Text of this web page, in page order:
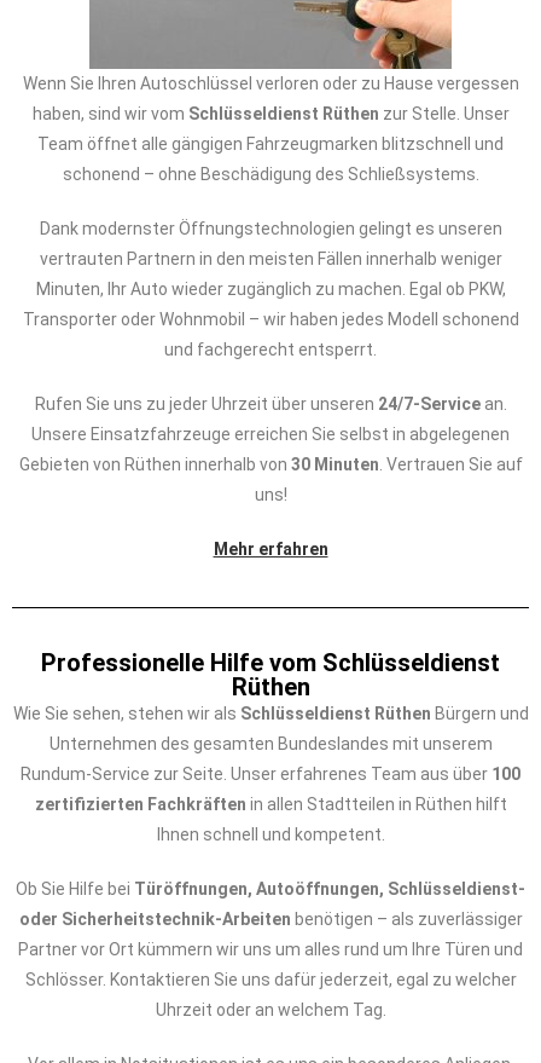
Wenn Sie Ihren Autoschlüssel verloren oder zu Hause vergessen
haben, sind wir vom Schlüsseldienst Rüthen zur Stelle. Unser
Team öffnet alle gängigen Fahrzeugmarken blitzschnell und
schonend – ohne Beschädigung des Schließsystems.
Dank modernster Öffnungstechnologien gelingt es unseren
vertrauten Partnern in den meisten Fällen innerhalb weniger
Minuten, Ihr Auto wieder zugänglich zu machen. Egal ob PKW,
Transporter oder Wohnmobil – wir haben jedes Modell schonend
und fachgerecht entsperrt.
Rufen Sie uns zu jeder Uhrzeit über unseren 24/7-Servicean.
Unsere Einsatzfahrzeuge erreichen Sie selbst in abgelegenen
Gebieten von Rüthen innerhalb von 30 Minuten . Vertrauen Sie auf
uns!
Mehr erfahren
Professionelle Hilfe vom Schlüsseldienst
Rüthen
Wie Sie sehen, stehen wir als Schlüsseldienst Rüthen Bürgern und
Unternehmen des gesamten Bundeslandes mit unserem
Rundum-Service zur Seite. Unser erfahrenes Team aus über 100
zertifizierten Fachkräften in allen Stadtteilen in Rüthen hilft
Ihnen schnell und kompetent.
Ob Sie Hilfe bei Türöffnungen, Autoöffnungen, Schlüsseldienst-
oder Sicherheitstechnik-Arbeiten benötigen – als zuverlässiger
Partner vor Ort kümmern wir uns um alles rund um Ihre Türen und
Schlösser. Kontaktieren Sie uns dafür jederzeit, egal zu welcher
Uhrzeit oder an welchem Tag.